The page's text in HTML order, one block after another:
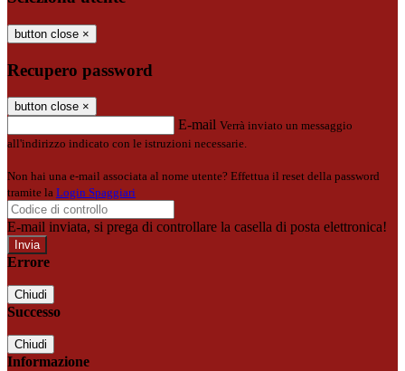
button close ×
Recupero password
button close ×
E-mail Verrà inviato un messaggio
all'indirizzo indicato con le istruzioni necessarie.
Non hai una e-mail associata al nome utente? Effettua il reset della password
tramite la Login Spaggiari
E-mail inviata, si prega di controllare la casella di posta elettronica!
Errore
Chiudi
Successo
Chiudi
Informazione